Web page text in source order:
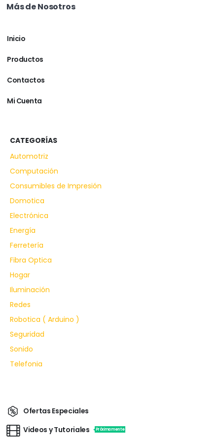
Más de Nosotros
Inicio
Productos
Contactos
Mi Cuenta
CATEGORÍAS
Automotriz
Computación
Consumibles de Impresión
Domotica
Electrónica
Energía
Ferretería
Fibra Optica
Hogar
Iluminación
Redes
Robotica ( Arduino )
Seguridad
Sonido
Telefonia
Ofertas Especiales
Videos y Tutoriales
Próximamente